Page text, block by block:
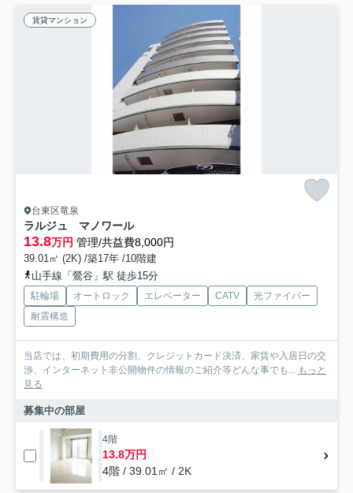
賃貸マンション
台東区竜泉
ラルジュ マノワール
13.8万円 管理/共益費8,000円
39.01㎡ (2K) /築17年 /10階建
山手線「鶯谷」駅 徒歩15分
駐輪場 オートロック エレベーター CATV
光ファイバー
耐震構造
当店では、初期費用の分割、クレジットカード決済、家賃や入居日の交
渉、インターネット非公開物件の情報のご紹介等どんな事でも... もっと
見る
募集中の部屋
4階
13.8万円
4階 / 39.01㎡ / 2K